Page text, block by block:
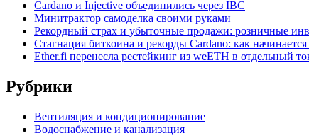
Cardano и Injective объединились через IBC
Минитрактор самоделка своими руками
Рекордный страх и убыточные продажи: розничные
Стагнация биткоина и рекорды Cardano: как
Ether.fi перенесла рестейкинг из weETH в отдельный
Рубрики
Вентиляция и кондиционирование
Водоснабжение и канализация